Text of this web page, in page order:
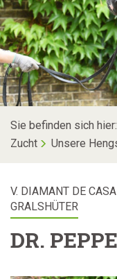
Sie befinden sich hier:
Zucht
Unsere
DR.
V. DIAMANT DE
GRALSHÜTER